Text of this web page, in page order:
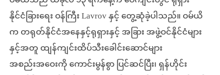
နိုင်ငံခြားရေး ဝန်ကြီး Lavrov နှင့် တွေ့ဆုံခဲ့ပါသည်။ ဝမ်ယိ
က တရုတ်နိုင်ငံအနေနှင့်ရုရှားနှင့် အခြား အဖွဲ့ဝင်နိုင်ငံများ
နှင့်အတူ ထျန်ကျင်းထိပ်သီးခေါင်းဆောင်များ
အစည်းအဝေးကို ကောင်းမွန်စွာ ပြင်ဆင်ပြီး၊ ရှန်ဟိုင်း